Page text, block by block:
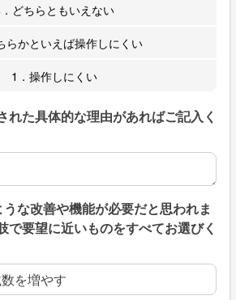
どちらともいえない
らかといえば操作しにくい
1．操作しにくい
れた具体的な理由があればご記入く
れた具体的な理由があればご記入くだ
な改善や機能が必要だと思われま
で要望に近いものをすべてお選びく
を増やす